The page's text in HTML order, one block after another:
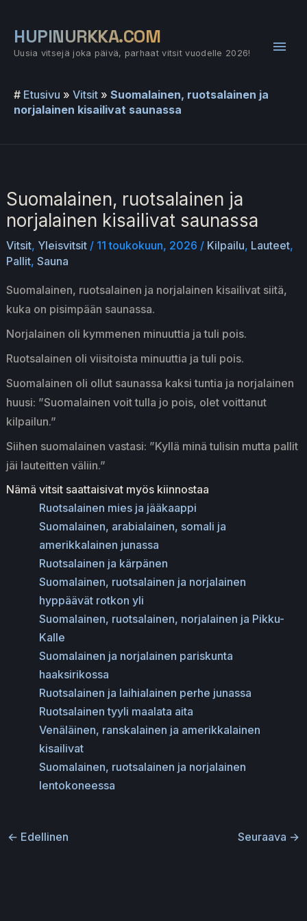
sisältöön
HUPINURKKA.COM
Uusia vitsejä joka päivä, parhaat vitsit vuodelle 2026!
# Etusivu » Vitsit » Suomalainen, ruotsalainen ja
norjalainen kisailivat saunassa
Suomalainen, ruotsalainen ja
norjalainen kisailivat saunassa
Vitsit, Yleisvitsit/ 11 toukokuun, 2026 / Kilpailu, Lauteet,
Pallit, Sauna
Suomalainen, ruotsalainen ja norjalainen kisailivat siitä,
kuka on pisimpään saunassa.
Norjalainen oli kymmenen minuuttia ja tuli pois.
Ruotsalainen oli viisitoista minuuttia ja tuli pois.
Suomalainen oli ollut saunassa kaksi tuntia ja norjalainen
huusi: ”Suomalainen voit tulla jo pois, olet voittanut
kilpailun.”
Siihen suomalainen vastasi: ”Kyllä minä tulisin mutta pallit
jäi lauteitten väliin.”
Nämä vitsit saattaisivat myös kiinnostaa
Ruotsalainen mies ja jääkaappi
Suomalainen, arabialainen, somali ja
amerikkalainen junassa
Ruotsalainen ja kärpänen
Suomalainen, ruotsalainen ja norjalainen
hyppäävät rotkon yli
Suomalainen, ruotsalainen, norjalainen ja Pikku-
Kalle
Suomalainen ja norjalainen pariskunta
haaksirikossa
Ruotsalainen ja laihialainen perhe junassa
Ruotsalainen tyyli maalata aita
Venäläinen, ranskalainen ja amerikkalainen
kisailivat
Suomalainen, ruotsalainen ja norjalainen
lentokoneessa
← Edellinen Seuraava →